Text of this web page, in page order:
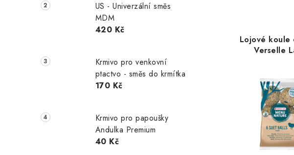
US - Univerzální směs
MDM
420 Kč
Krmivo pro venkovní
ptactvo - směs do krmítka
170 Kč
Krmivo pro papoušky
Andulka Premium
40 Kč
Lojové koule
Verselle